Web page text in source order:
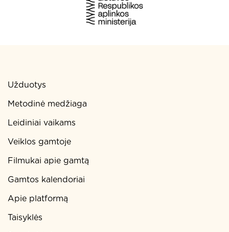
Užduotys
Metodinė medžiaga
Leidiniai vaikams
Veiklos gamtoje
Filmukai apie gamtą
Gamtos kalendoriai
Apie platformą
Taisyklės